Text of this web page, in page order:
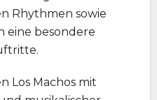
Rhythmen sowie
eine besondere
Los Machos mit